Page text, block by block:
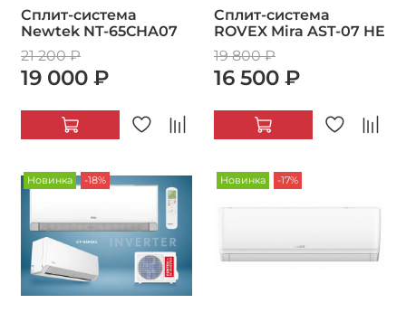
Сплит-система
Newtek NT-65CHA07
21 200 ₽
19 000 ₽
Сплит-система
ROVEX Mira AST-07 HE
19 800 ₽
16 500 ₽
Новинка -18% Новинка -17%